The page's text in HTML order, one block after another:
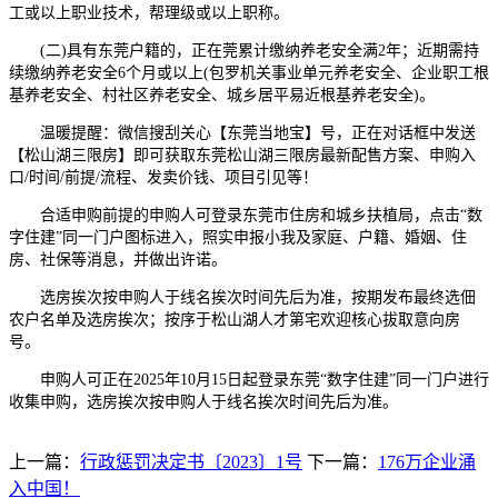
工或以上职业技术，帮理级或以上职称。
(二)具有东莞户籍的，正在莞累计缴纳养老安全满2年；近期需持
续缴纳养老安全6个月或以上(包罗机关事业单元养老安全、企业职工根
基养老安全、村社区养老安全、城乡居平易近根基养老安全)。
温暖提醒：微信搜刮关心【东莞当地宝】号，正在对话框中发送
【松山湖三限房】即可获取东莞松山湖三限房最新配售方案、申购入
口/时间/前提/流程、发卖价钱、项目引见等！
合适申购前提的申购人可登录东莞市住房和城乡扶植局，点击“数
字住建”同一门户图标进入，照实申报小我及家庭、户籍、婚姻、住
房、社保等消息，并做出许诺。
选房挨次按申购人于线名挨次时间先后为准，按期发布最终选佃
农户名单及选房挨次；按序于松山湖人才第宅欢迎核心拔取意向房
号。
申购人可正在2025年10月15日起登录东莞“数字住建”同一门户进行
收集申购，选房挨次按申购人于线名挨次时间先后为准。
上一篇： 行政惩罚决定书〔2023〕1号 下一篇： 176万企业涌
入中国！